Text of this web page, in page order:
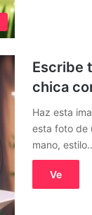
Escribe
chica
Haz esta
esta foto de
mano,
Ve